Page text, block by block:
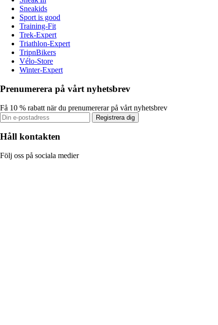
Sneakids
Sport is good
Training-Fit
Trek-Expert
Triathlon-Expert
TripnBikers
Vélo-Store
Winter-Expert
Prenumerera på vårt nyhetsbrev
Få 10 % rabatt när du prenumererar på vårt nyhetsbrev
Registrera dig
Håll kontakten
Följ oss på sociala medier